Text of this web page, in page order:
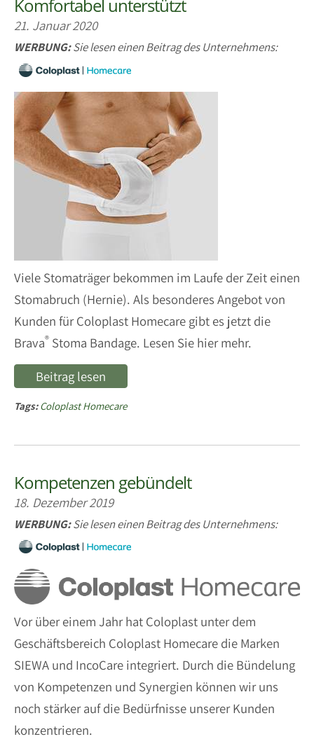
Komfortabel unterstützt
21. Januar 2020
WERBUNG:Sie lesen einen Beitrag des Unternehmens:
Viele Stomaträger bekommen im Laufe der Zeit einen
Stomabruch (Hernie). Als besonderes Angebot von
Kunden für Coloplast Homecare gibt es jetzt die
Brava® Stoma Bandage. Lesen Sie hier mehr.
Beitrag lesen
Tags:Coloplast Homecare
Kompetenzen gebündelt
18. Dezember 2019
WERBUNG:Sie lesen einen Beitrag des Unternehmens:
Vor über einem Jahr hat Coloplast unter dem
Geschäftsbereich Coloplast Homecare die Marken
SIEWA und IncoCare integriert. Durch die Bündelung
von Kompetenzen und Synergien können wir uns
noch stärker auf die Bedürfnisse unserer Kunden
konzentrieren.